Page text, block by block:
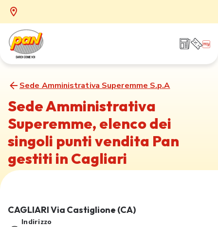
Sede Amministrativa Superemme S.p.A
Sede Amministrativa
Superemme, elenco dei
singoli punti vendita Pan
gestiti in Cagliari
CAGLIARI Via Castiglione (CA)
Indirizzo